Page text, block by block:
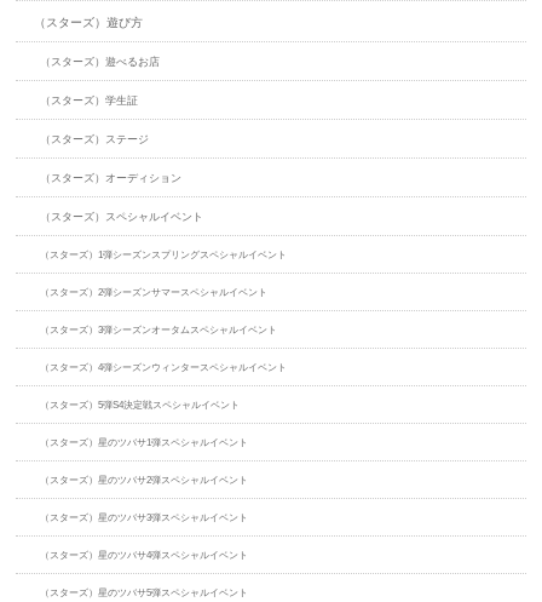
（スターズ）遊び方
（スターズ）遊べるお店
（スターズ）学生証
（スターズ）ステージ
（スターズ）オーディション
（スターズ）スペシャルイベント
（スターズ）1弾シーズンスプリングスペシャルイベント
（スターズ）2弾シーズンサマースペシャルイベント
（スターズ）3弾シーズンオータムスペシャルイベント
（スターズ）4弾シーズンウィンタースペシャルイベント
（スターズ）5弾S4決定戦スペシャルイベント
（スターズ）星のツバサ1弾スペシャルイベント
（スターズ）星のツバサ2弾スペシャルイベント
（スターズ）星のツバサ3弾スペシャルイベント
（スターズ）星のツバサ4弾スペシャルイベント
（スターズ）星のツバサ5弾スペシャルイベント